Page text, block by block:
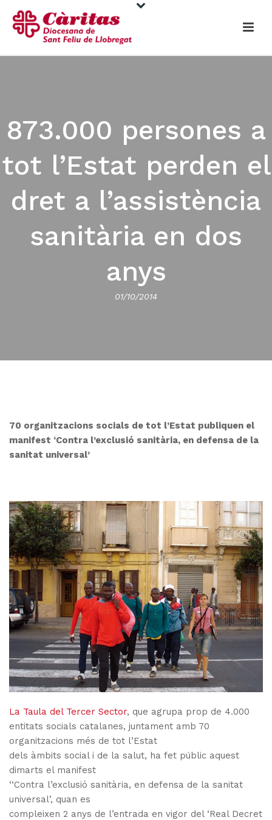
873.000 persones a
tot l’Estat perden el
dret a l’assistència
sanitària en dos
anys
01/10/2014
70 organitzacions socials de tot l’Estat publiquen el
manifest ‘Contra l’exclusió sanitària, en defensa de la
sanitat universal’
La Taula del Tercer Sector, que agrupa prop de 4.000
entitats socials catalanes, juntament amb 70
organitzacions més de tot l’Estat
dels àmbits social i de la salut, ha fet públic aquest
dimarts el manifest
‘‘Contra l’exclusió sanitària, en defensa de la sanitat
universal’, quan es
compleixen 2 anys de l’entrada en vigor del ‘Real Decret